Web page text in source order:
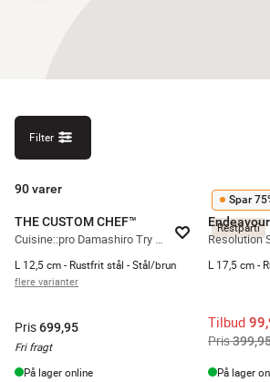
Filter
90varer
THE CUSTOM CHEF™
Cuisine::pro Damashiro Try Me EMPEROR Santokukniv
L 12,5 cm - Rustfrit stål - Stål/brun
flere varianter
Pris699,95
Fri fragt
På lager online
Restparti
Spar
Endeavour
Resolution
L 17,5 cm -
Tilbud
Pris
På lager